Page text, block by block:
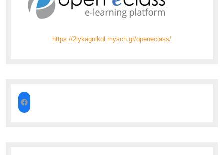
https://2lykagnikol.mysch.gr/openeclass/